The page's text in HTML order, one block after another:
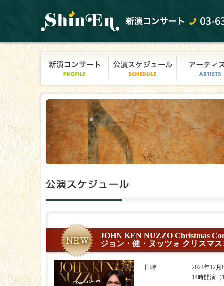
JOHN KEN NUZZO Christmas
ジョン・健・ヌッツォ クリスマ
日時
2024年12
14時開演（